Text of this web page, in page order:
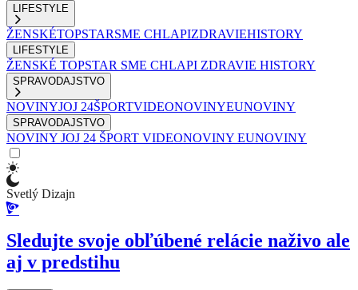
LIFESTYLE
ŽENSKÉTOPSTARSME CHLAPIZDRAVIEHISTORY
LIFESTYLE
ŽENSKÉ TOPSTAR SME CHLAPI ZDRAVIE HISTORY
SPRAVODAJSTVO
NOVINYJOJ 24ŠPORTVIDEONOVINYEUNOVINY
SPRAVODAJSTVO
NOVINY JOJ 24 ŠPORT VIDEONOVINY EUNOVINY
Svetlý Dizajn
Sledujte svoje obľúbené relácie naživo ale
aj v predstihu